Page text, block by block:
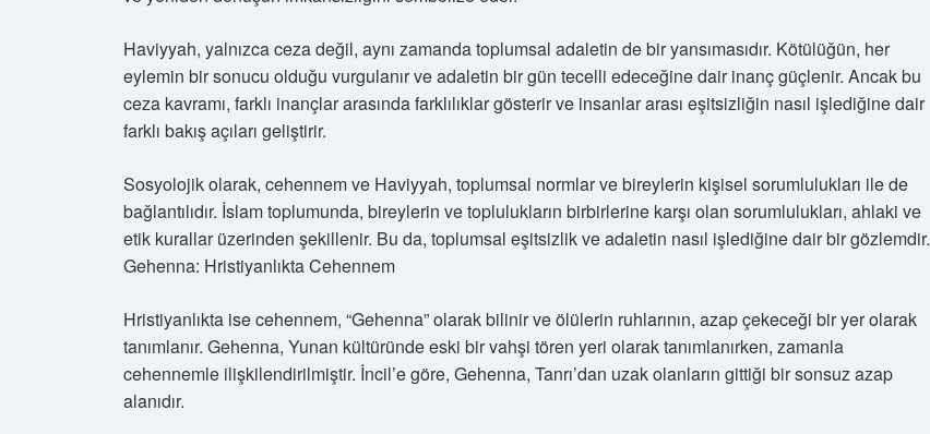
Haviyyah, yalnızca ceza değil, aynı zamanda toplumsal adaletin de bir yansımasıdır. Kötülüğün, her
eylemin bir sonucu olduğu vurgulanır ve adaletin bir gün tecelli edeceğine dair inanç güçlenir. Ancak bu
ceza kavramı, farklı inançlar arasında farklılıklar gösterir ve insanlar arası eşitsizliğin nasıl işlediğine dair
farklı bakış açıları geliştirir.
Sosyolojik olarak, cehennem ve Haviyyah, toplumsal normlar ve bireylerin kişisel sorumlulukları ile de
bağlantılıdır. İslam toplumunda, bireylerin ve toplulukların birbirlerine karşı olan sorumlulukları, ahlaki ve
etik kurallar üzerinden şekillenir. Bu da, toplumsal eşitsizlik ve adaletin nasıl işlediğine dair bir gözlemdir.
Gehenna: Hristiyanlıkta Cehennem
Hristiyanlıkta ise cehennem, “Gehenna” olarak bilinir ve ölülerin ruhlarının, azap çekeceği bir yer olarak
tanımlanır. Gehenna, Yunan kültüründe eski bir vahşi tören yeri olarak tanımlanırken, zamanla
cehennemle ilişkilendirilmiştir. İncil’e göre, Gehenna, Tanrı’dan uzak olanların gittiği bir sonsuz azap
alanıdır.